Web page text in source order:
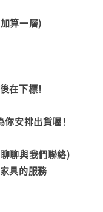
算一層)
在下標！
安排出貨喔！
聊與我們聯絡)
具的服務